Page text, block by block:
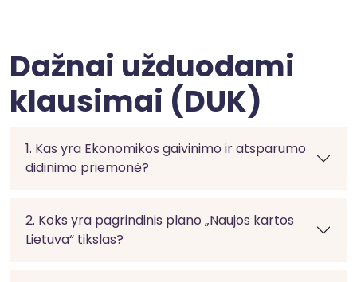
Dažnai užduodami
klausimai (DUK)
1. Kas yra Ekonomikos gaivinimo ir atsparumo
didinimo priemonė?
2. Koks yra pagrindinis plano „Naujos kartos
Lietuva“ tikslas?